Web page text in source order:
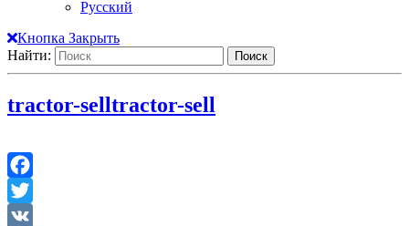
Русский
Кнопка Закрыть
Найти:
tractor-selltractor-sell
Facebook
Twitter